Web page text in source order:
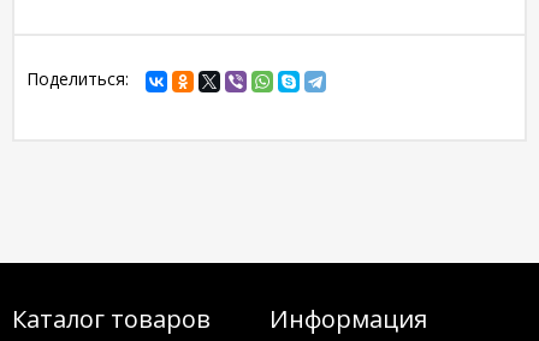
Поделиться:
Каталог товаров Информация